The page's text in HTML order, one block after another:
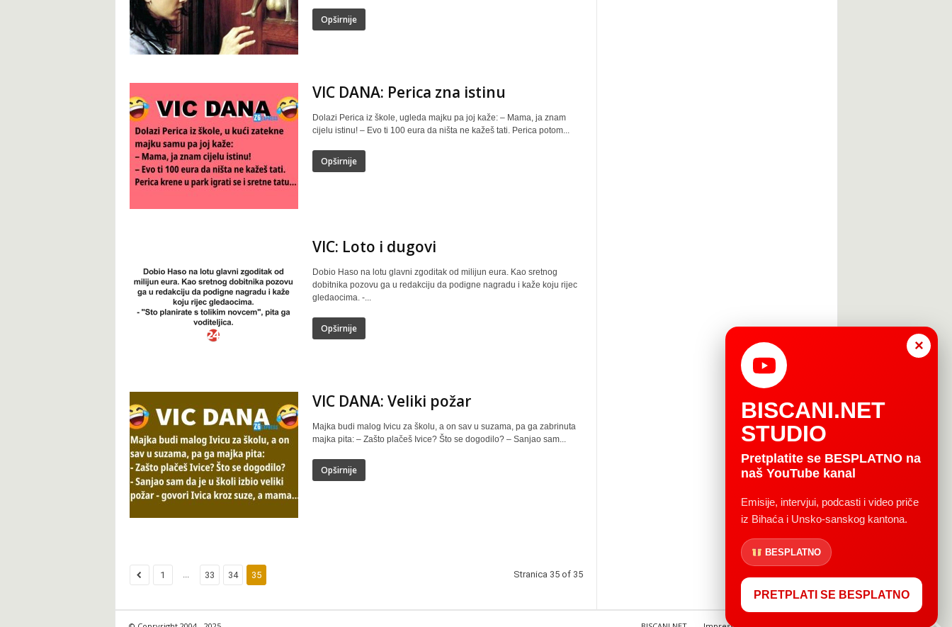
Opširnije
VIC DANA: Perica zna istinu
Dolazi Perica iz škole, ugleda majku pa joj kaže: – Mama, ja znam
cijelu istinu! – Evo ti 100 eura da ništa ne kažeš tati. Perica potom...
Opširnije
VIC: Loto i dugovi
Dobio Haso na lotu glavni zgoditak od milijun eura. Kao sretnog
dobitnika pozovu ga u redakciju da podigne nagradu i kaže koju rijec
gledaocima. -...
Opširnije
VIC DANA: Veliki požar
Majka budi malog Ivicu za školu, a on sav u suzama, pa ga zabrinuta
majka pita: – Zašto plačeš Ivice? Što se dogodilo? – Sanjao sam...
Opširnije
1 ... 33 34 35 Stranica 35 of 35
×
BISCANI.NET
STUDIO
Pretplatite se BESPLATNO na
naš YouTube kanal
Emisije, intervjui, podcasti i video priče
iz Bihaća i Unsko-sanskog kantona.
BESPLATNO
PRETPLATI SE BESPLATNO